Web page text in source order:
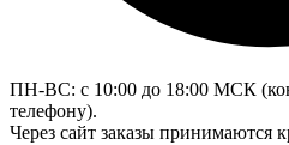
ПН-ВС: с 10:00 до 18:00 МСК
телефону).
Через сайт заказы принимаются